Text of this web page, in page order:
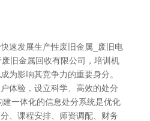
速发展生产性废旧金属_废旧电
旧金属回收有限公司，培训机
为影响其竞争力的重要身分。
体验，设立科学、高效的处分
一体化的信息处分系统是优化
、课程安排、师资调配、财务